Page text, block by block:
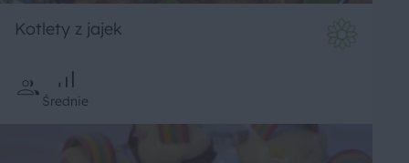
Kotlety z jajek
Średnie